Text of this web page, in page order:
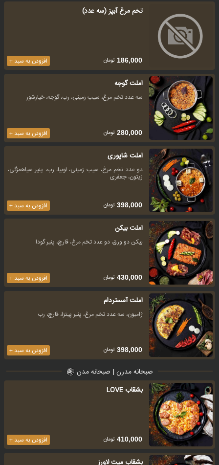
تخم مرغ آبپز (سه عدد)
افزودن به سبد + 186,000 تومان
املت گوجه
سه عدد تخم مرغ، سیب زمینی، رب، گوجه، خیارشور
افزودن به سبد + 280,000 تومان
املت شاپوری
دو عدد تخم مرغ، سیب زمینی، لوبیا، رب، پنیر سیاهمزگی،
زیتون، جعفری
افزودن به سبد + 398,000 تومان
املت بیکن
بیکن دو ورق، دو عدد تخم مرغ، قارچ، پنیر گودا
افزودن به سبد + 430,000 تومان
املت آمستردام
ژامبون، سه عدد تخم مرغ، پنیر پیتزا، قارچ، رب
افزودن به سبد + 398,000 تومان
صبحانه مدرن | صبحانه مدن
بشقاب LOVE
افزودن به سبد + 410,000 تومان
بشقاب میت لاورز